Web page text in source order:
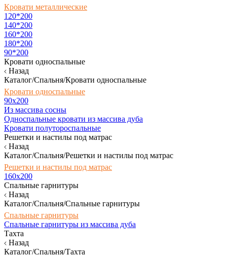
Кровати металлические
120*200
140*200
160*200
180*200
90*200
Кровати односпальные
Назад
Каталог/Спальня/Кровати односпальные
Кровати односпальные
90х200
Из массива сосны
Односпальные кровати из массива дуба
Кровати полутороспальные
Решетки и настилы под матрас
Назад
Каталог/Спальня/Решетки и настилы под матрас
Решетки и настилы под матрас
160х200
Спальные гарнитуры
Назад
Каталог/Спальня/Спальные гарнитуры
Спальные гарнитуры
Спальные гарнитуры из массива дуба
Тахта
Назад
Каталог/Спальня/Тахта